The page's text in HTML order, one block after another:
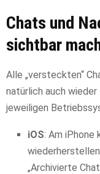
Chats und
sichtbar
Alle „versteckten“
natürlich auch
jeweiligen
iOS: Am iPhone
„Archivierte